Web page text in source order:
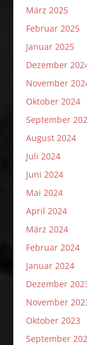
März 2025
Februar 2025
Januar 2025
Dezember
November
Oktober 2024
September
August 2024
Juli 2024
Juni 2024
Mai 2024
April 2024
März 2024
Februar 2024
Januar 2024
Dezember
November
Oktober 2023
September